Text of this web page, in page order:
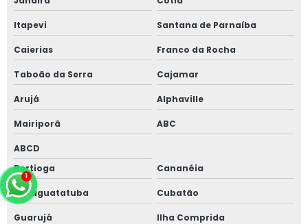
Itapevi Santana de Parnaíba
Caierias Franco da Rocha
Taboão da Serra Cajamar
Arujá Alphaville
Mairiporã ABC
ABCD
Bertioga
Cananéia
Caraguatatuba Cubatão
Guarujá Ilha Comprida